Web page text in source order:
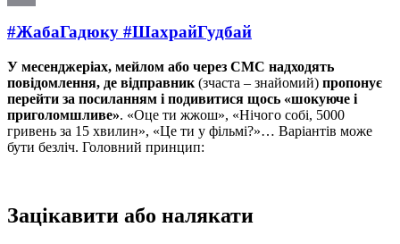
#ЖабаГадюку #ШахрайГудбай
У месенджеріах, мейлом або через СМС надходять
повідомлення, де відправник (зчаста – знайомий) пропонує
перейти за посиланням і подивитися щось «шокуюче і
приголомшливе». «Оце ти жжош», «Нічого собі, 5000
гривень за 15 хвилин», «Це ти у фільмі?»… Варіантів може
бути безліч. Головний принцип:
Зацікавити або налякати